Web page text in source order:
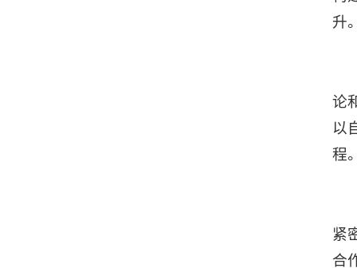
升
论
以
程
紧
合